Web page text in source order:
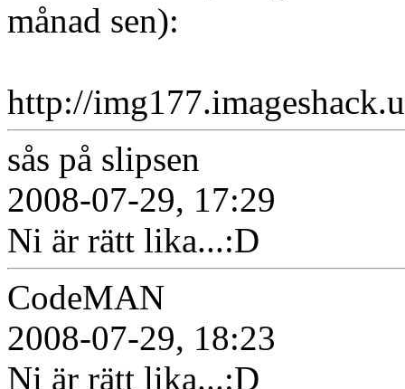
månad sen):
http://
sås på slipsen
2008-07-29, 17:29
Ni är rätt lika...:D
CodeMAN
2008-07-29, 18:23
Ni är rätt lika...:D